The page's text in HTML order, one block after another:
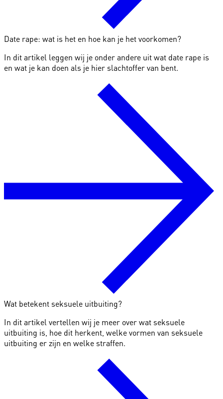
Date rape: wat is het en hoe kan je het voorkomen?
In dit artikel leggen wij je onder andere uit wat date rape is
en wat je kan doen als je hier slachtoffer van bent.
Wat betekent seksuele uitbuiting?
In dit artikel vertellen wij je meer over wat seksuele
uitbuiting is, hoe dit herkent, welke vormen van seksuele
uitbuiting er zijn en welke straffen.